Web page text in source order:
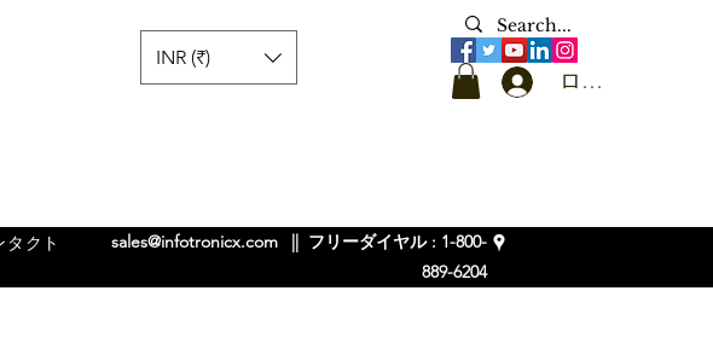
ログイン
INR (₹)
タクト sales@infotronicx.com
|| フリーダイヤル : 1-800-
889-6204